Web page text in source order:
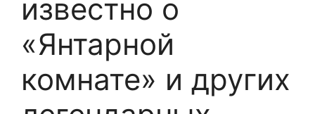
известно о
«Янтарной
комнате» и других